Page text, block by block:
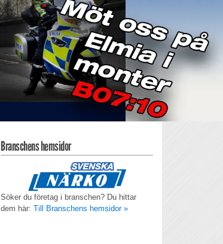
Branschens hemsidor
Söker du företag i branschen? Du hittar
dem här: Till Branschens hemsidor »